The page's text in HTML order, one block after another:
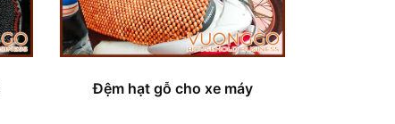
Đệm hạt gỗ cho xe máy